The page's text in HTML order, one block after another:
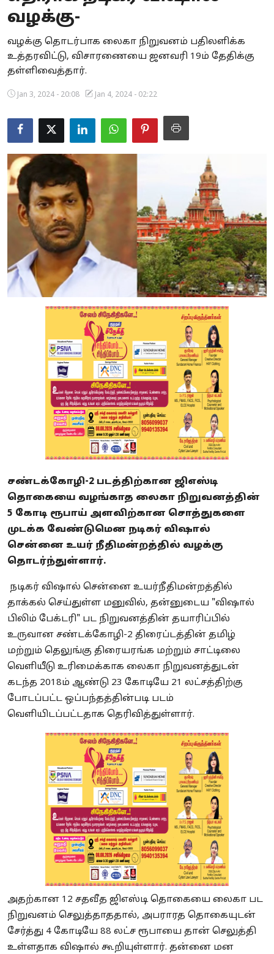
Business
Crime
Tamilnadu
National
World
Astrology
Spirituality
Weather
Politics
வழக்கு-
வழக்கு தொடர்பாக லைகா நிறுவனம் பதிலளிக்க
உத்தரவிட்டு, விசாரணையை ஜனவரி 19ம் தேதிக்கு
தள்ளிவைத்தார்.
Jan 3, 2024 - 20:08 Jan 4, 2024 - 02:22
சண்டக்கோழி-2 படத்திற்கான ஜிஎஸ்டி
தொகையை வழங்காத லைகா நிறுவனத்தின்
5 கோடி ரூபாய் அளவிற்கான சொத்துகளை
முடக்க வேண்டுமென நடிகர் விஷால்
சென்னை உயர் நீதிமன்றத்தில் வழக்கு
தொடர்ந்துள்ளார்.
நடிகர் விஷால் சென்னை உயர்நீதிமன்றத்தில்
தாக்கல் செய்துள்ள மனுவில், தன்னுடைய "விஷால்
பிலிம் பேக்டரி" பட நிறுவனத்தின் தயாரிப்பில்
உருவான சண்டக்கோழி-2 திரைப்டத்தின் தமிழ்
மற்றும் தெலுங்கு திரையரங்க மற்றும் சாட்டிலை
வெளியீடு உரிமைக்காக லைகா நிறுவனத்துடன்
கடந்த 2018ம் ஆண்டு 23 கோடியே 21 லட்சத்திற்கு
போடப்பட்ட ஒப்பந்தத்தின்படி படம்
வெளியிடப்பட்டதாக தெரிவித்துள்ளார்.
அதற்கான 12 சதவீத ஜிஎஸ்டி தொகையை லைகா பட
நிறுவனம் செலுத்தாததால், அபராரத தொகையுடன்
சேர்த்து 4 கோடியே 88 லட்ச ரூபாயை தான் செலுத்தி
உள்ளதாக விஷால் கூறியுள்ளார். தன்னை மன